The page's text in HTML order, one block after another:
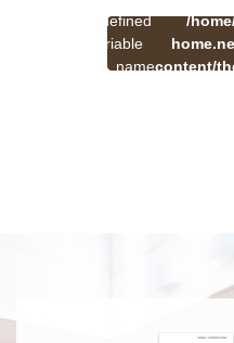
Undefined
variable
$cat_name
/
content/